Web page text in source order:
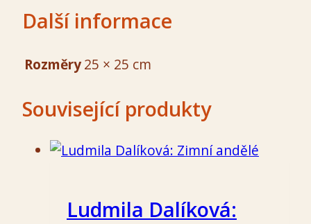
Další informace
Rozměry25 × 25 cm
Související produkty
Ludmila Dalíková: